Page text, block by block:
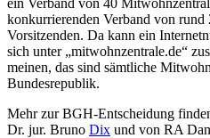
konkurrierenden Verband von rund
Vorsitzenden. Da kann ein
sich unter „mitwohnzentrale.de“
meinen, das sind sämtliche
Bundesrepublik.
Mehr zur BGH-Entscheidung
Dr. jur. Bruno Dix und von RA